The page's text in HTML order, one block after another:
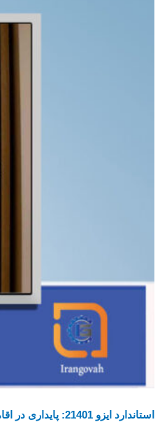
استاندارد ایزو 21401: پایداری در اقامتگاه‌های گردشگری